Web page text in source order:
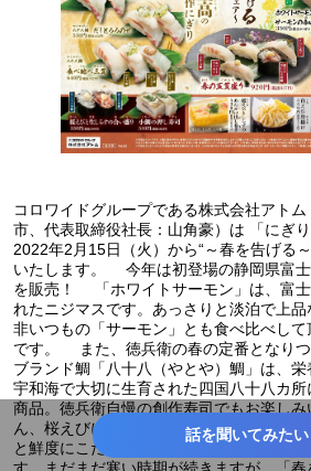
コロワイドグループである株式会社アト
市、代表取締役社長：山角豪）は 「にぎ
2022年2月15日（火）から“～春を告げる
いたします。 今年は初登場の静岡県富士
を販売！ 「ホワイトサーモン」は、富士
れたニジマスです。あっさりと淡泊で上
非いつもの「サーモン」とも食べ比べし
です。 また、徳兵衛の春の定番となり
ブランド鯛「八十八（やとや）鯛」は、
宇和海で大切に生育された四国八十八カ
商品。徳兵衛自慢の創作寿司でもお楽し
ん、桜えびに生しらす、生ほたるいかな
と鮮度にこだわる徳兵衛ならではのライ
話を聞いてみたい